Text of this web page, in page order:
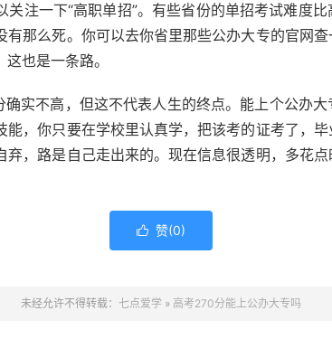
关注一下“高职单招”。有些省份的单招考试难度
那么死。你可以去你省里那些公办大专的官网查
也是一条路。
实不高，但这不代表人生的终点。能上个公办
，你只要在学校里认真学，把该考的证考了，
弃，路是自己走出来的。现在信息很透明，多花
 赞(0)
未经允许不得转载： 七点爱学 » 高考270分能上公办大专吗